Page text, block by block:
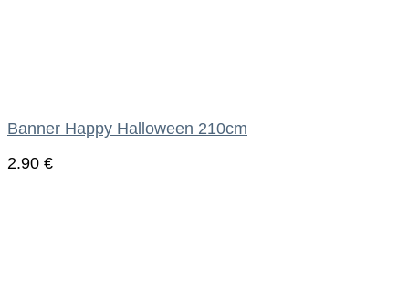
Banner Happy Halloween 210cm
2.90 €